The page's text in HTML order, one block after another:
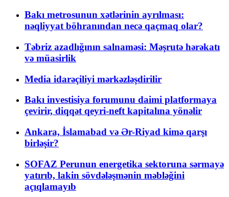
Bakı metrosunun xətlərinin ayrılması:
nəqliyyat böhranından necə qaçmaq olar?
Təbriz azadlığının salnaməsi: Məşrutə hərəkatı
və müasirlik
Media idarəçiliyi mərkəzləşdirilir
Bakı investisiya forumunu daimi platformaya
çevirir, diqqət qeyri-neft kapitalına yönəlir
Ankara, İslamabad və Ər-Riyad kimə qarşı
birləşir?
SOFAZ Perunun energetika sektoruna sərmayə
yatırıb, lakin sövdələşmənin məbləğini
açıqlamayıb